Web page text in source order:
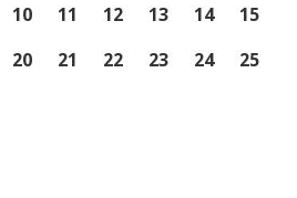
10 11 12 13 14
15
20 21 22 23 24
25